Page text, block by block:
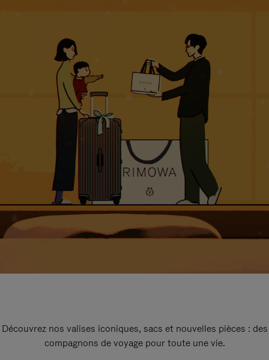
Découvrez nos valises iconiques, sacs et nouvelles pièces : des
compagnons de voyage pour toute une vie.